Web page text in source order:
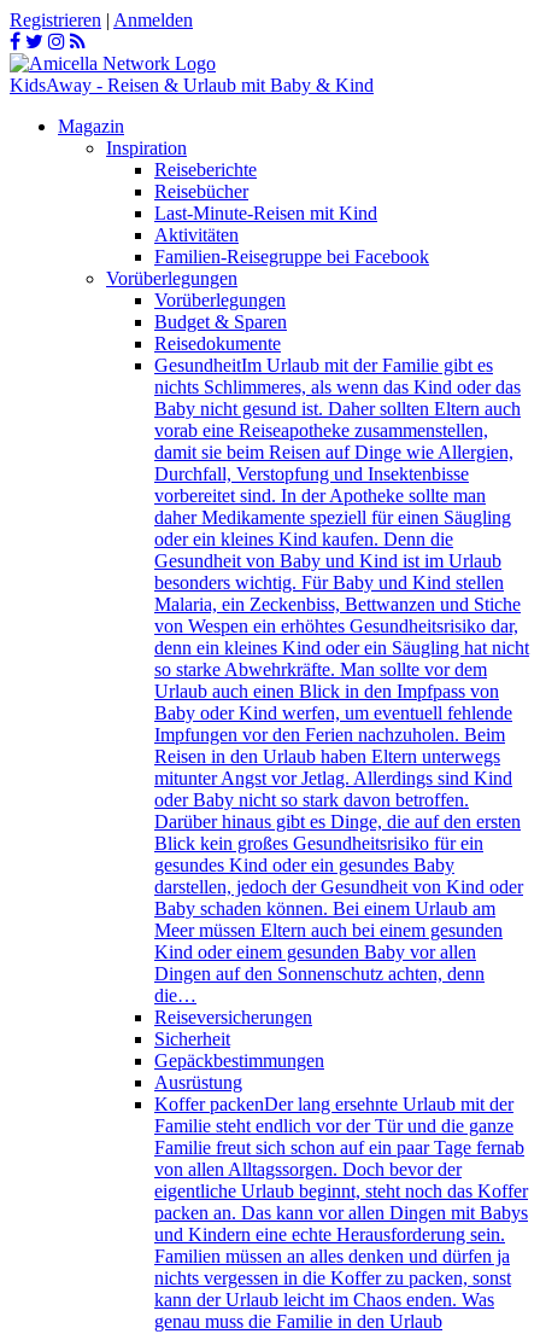
Registrieren | Anmelden
KidsAway - Reisen & Urlaub mit Baby & Kind
Magazin
Inspiration
Reiseberichte
Reisebücher
Last-Minute-Reisen mit Kind
Aktivitäten
Familien-Reisegruppe bei Facebook
Vorüberlegungen
Vorüberlegungen
Budget & Sparen
Reisedokumente
GesundheitIm Urlaub mit der Familie gibt es
nichts Schlimmeres, als wenn das Kind oder das
Baby nicht gesund ist. Daher sollten Eltern auch
vorab eine Reiseapotheke zusammenstellen,
damit sie beim Reisen auf Dinge wie Allergien,
Durchfall, Verstopfung und Insektenbisse
vorbereitet sind. In der Apotheke sollte man
daher Medikamente speziell für einen Säugling
oder ein kleines Kind kaufen. Denn die
Gesundheit von Baby und Kind ist im Urlaub
besonders wichtig. Für Baby und Kind stellen
Malaria, ein Zeckenbiss, Bettwanzen und Stiche
von Wespen ein erhöhtes Gesundheitsrisiko dar,
denn ein kleines Kind oder ein Säugling hat nicht
so starke Abwehrkräfte. Man sollte vor dem
Urlaub auch einen Blick in den Impfpass von
Baby oder Kind werfen, um eventuell fehlende
Impfungen vor den Ferien nachzuholen. Beim
Reisen in den Urlaub haben Eltern unterwegs
mitunter Angst vor Jetlag. Allerdings sind Kind
oder Baby nicht so stark davon betroffen.
Darüber hinaus gibt es Dinge, die auf den ersten
Blick kein großes Gesundheitsrisiko für ein
gesundes Kind oder ein gesundes Baby
darstellen, jedoch der Gesundheit von Kind oder
Baby schaden können. Bei einem Urlaub am
Meer müssen Eltern auch bei einem gesunden
Kind oder einem gesunden Baby vor allen
Dingen auf den Sonnenschutz achten, denn
die…
Reiseversicherungen
Sicherheit
Gepäckbestimmungen
Ausrüstung
Koffer packenDer lang ersehnte Urlaub mit der
Familie steht endlich vor der Tür und die ganze
Familie freut sich schon auf ein paar Tage fernab
von allen Alltagssorgen. Doch bevor der
eigentliche Urlaub beginnt, steht noch das Koffer
packen an. Das kann vor allen Dingen mit Babys
und Kindern eine echte Herausforderung sein.
Familien müssen an alles denken und dürfen ja
nichts vergessen in die Koffer zu packen, sonst
kann der Urlaub leicht im Chaos enden. Was
genau muss die Familie in den Urlaub